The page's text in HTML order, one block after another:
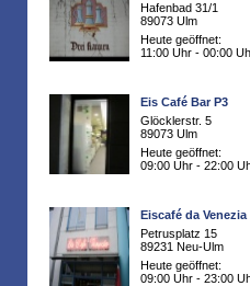
Hafenbad 31/1
89073 Ulm
Heute geöffnet:
11:00 Uhr - 00:00
Eis Café Bar P3
Glöcklerstr. 5
89073 Ulm
Heute geöffnet:
09:00 Uhr - 22:00
Eiscafé da Venezia
Petrusplatz 15
89231 Neu-Ulm
Heute geöffnet:
09:00 Uhr - 23:00